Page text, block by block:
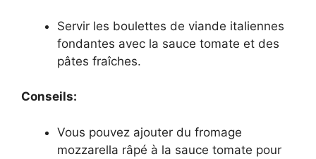
Servir les boulettes de viande italiennes
fondantes avec la sauce tomate et des
pâtes fraîches.
Conseils:
Vous pouvez ajouter du fromage
mozzarella râpé à la sauce tomate pour